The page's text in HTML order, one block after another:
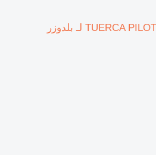
قوس المحرك TUERCA PILOTO 9M-0701 لـ بلدوزر